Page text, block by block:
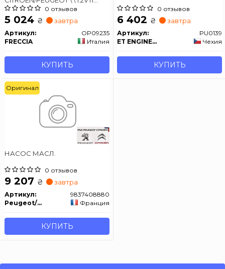
\'\'12>>
0 отзывов
5 024 ₴ завтра
Артикул:
OP09235
FRECCIA
Италия
КУПИТЬ
0 отзывов
6 402 ₴ завтра
Артикул:
PU0139
ET ENGINETEAM
Чехия
КУПИТЬ
НАСОС МАСЛ.
0 отзывов
9 207 ₴ завтра
Артикул:
9837408880
Peugeot/Citroen
Франция
КУПИТЬ
Оригинал